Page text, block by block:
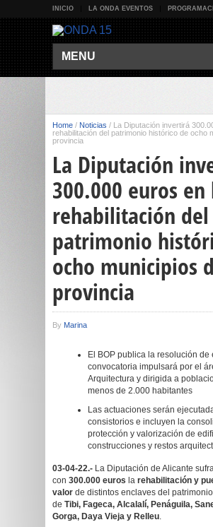
INICIO LA ONDA EVENTOS
MENU
Home / Noticias / La Diputación invertirá
rehabilitación del patrimonio histórico de ocho
provincia
La Diputación
300.000 euros en
rehabilitación del
patrimonio
ocho municipios
provincia
By Marina
El BOP publica la resolución de
convocatoria impulsará por el
Arquitectura y dirigida a
menos de 2.000 habitantes
Las actuaciones serán
consistorios e incluyen la
protección y valorización de
construcciones y restos
03-04-22.- La Diputación de Alicante
con 300.000 euros la rehabilitación y
valor de distintos enclaves del
de Tibi, Fageca, Alcalalí, Penáguila,
Gorga, Daya Vieja y Relleu.